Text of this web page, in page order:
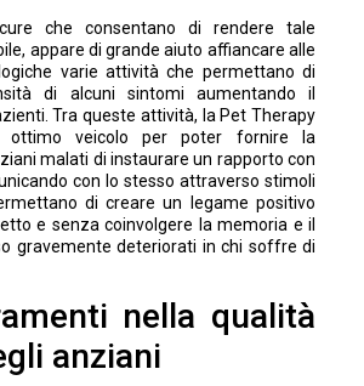
che consentano di rendere tale
appare di grande aiuto affiancare alle
varie attività che permettano di
di alcuni sintomi aumentando il
Tra queste attività, la Pet Therapy
ottimo veicolo per poter fornire la
malati di instaurare un rapporto con
con lo stesso attraverso stimoli
di creare un legame positivo
e senza coinvolgere la memoria e il
gravemente deteriorati in chi soffre di
nella qualità
anziani